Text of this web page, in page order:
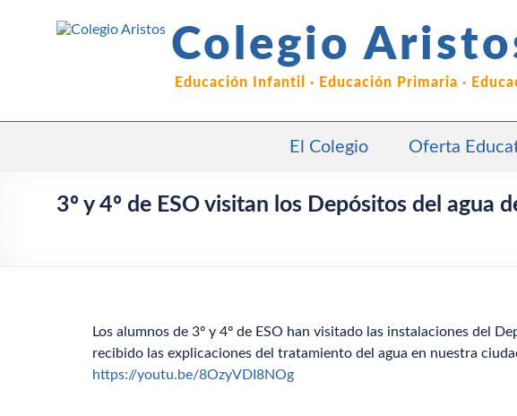
Colegio
Educación Infantil · Educación Primaria ·
El Colegio Oferta
3º y 4º de ESO visitan los Depósitos del
Los alumnos de 3º y 4º de ESO han visitado las instalaciones del
recibido las explicaciones del tratamiento del agua en nuestra
https://youtu.be/8OzyVDI8NOg